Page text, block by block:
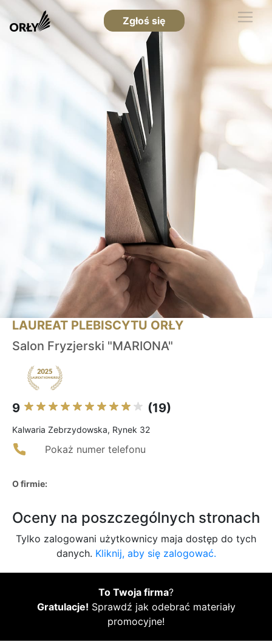
Zgłoś się
LAUREAT PLEBISCYTU ORŁY
Salon Fryzjerski "MARIONA"
9 (19)
Kalwaria Zebrzydowska, Rynek 32
Pokaż numer telefonu
O firmie:
Oceny na poszczególnych stronach
Tylko zalogowani użytkownicy maja dostęp do tych
danych. Kliknij, aby się zalogować.
To Twoja firma?
Gratulacje! Sprawdź jak odebrać materiały
promocyjne!